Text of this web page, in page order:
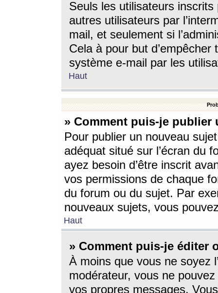
Seuls les utilisateurs
autres utilisateurs par
mail, et seulement si
Cela à pour but
système e-mail par les
Haut
» Comment puis-je
Pour publier un nouveau
adéquat situé sur l’écran du
ayez besoin d’être inscrit
vos permissions de chaque
du forum ou du sujet. Par
nouveaux sujets, vous
Haut
» Comment puis-je éditer
À moins que vous ne soyez
modérateur, vous ne
vos propres messages.